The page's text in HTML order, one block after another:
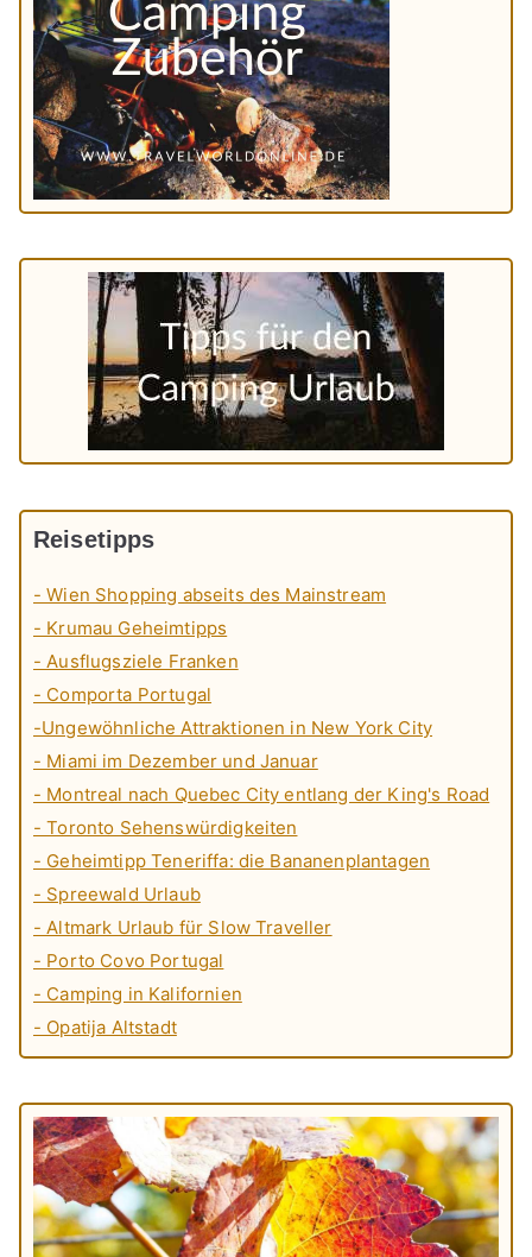
Reisetipps
- Wien Shopping abseits des Mainstream
- Krumau Geheimtipps
- Ausflugsziele Franken
- Comporta Portugal
-Ungewöhnliche Attraktionen in New York City
- Miami im Dezember und Januar
- Montreal nach Quebec City entlang der King's Road
- Toronto Sehenswürdigkeiten
- Geheimtipp Teneriffa: die Bananenplantagen
- Spreewald Urlaub
- Altmark Urlaub für Slow Traveller
- Porto Covo Portugal
- Camping in Kalifornien
- Opatija Altstadt